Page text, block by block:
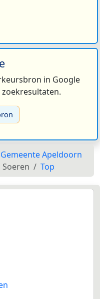
in Google
Gemeente Apeldoorn
Top